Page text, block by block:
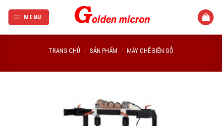
MENU
TRANG CHỦ / SẢN PHẨM / MÁY CHẾ BIẾN GỖ